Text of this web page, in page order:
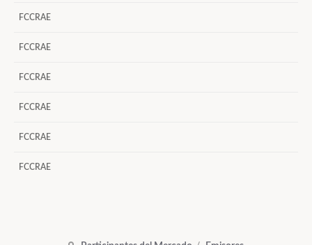
FCCRAE
FCCRAE
FCCRAE
FCCRAE
FCCRAE
FCCRAE